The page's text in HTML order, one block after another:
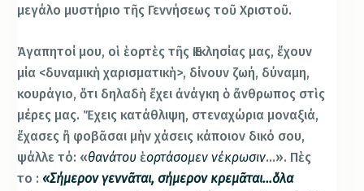
μεγάλο μυστήριο τῆς Γεννήσεως τοῦ Χριστοῦ.
Ἀγαπητοί μου, οἱ ἑορτὲς τῆς Ἐκκλησίας μας, ἔχουν
μία <δυναμικὴ χαρισματικὴ>, δίνουν ζωή, δύναμη,
κουράγιο, ὅτι δηλαδὴ ἔχει ἀνάγκη ὁ ἄνθρωπος στὶς
μέρες μας. Ἔχεις κατάθλιψη, στεναχώρια μοναξιά,
ἔχασες ἢ φοβᾶσαι μὴν χάσεις κάποιον δικό σου,
ψάλλε τό: «θανάτου ἑορτάσομεν νέκρωσιν…». Πὲς
το :«Σήμερον γεννᾶται, σήμερον κρεμᾶται…ὅλα